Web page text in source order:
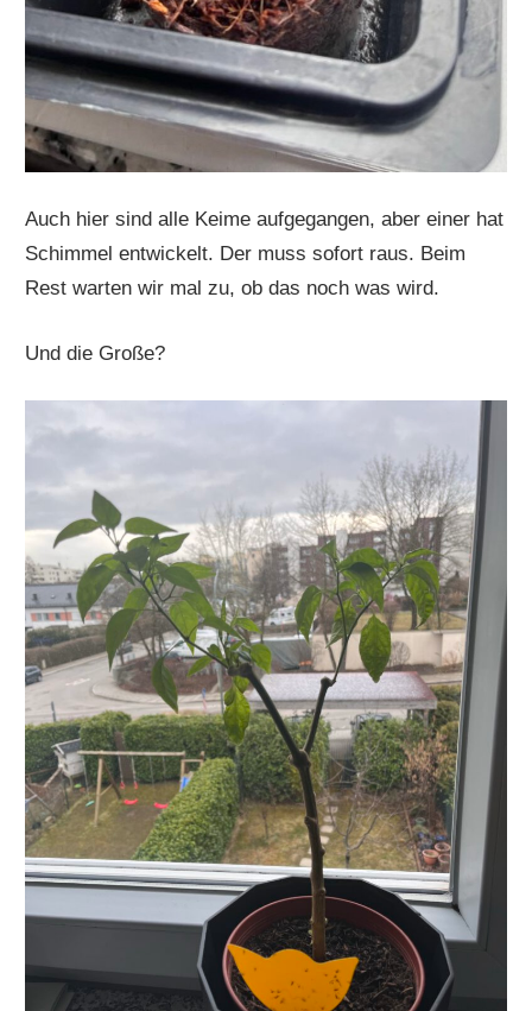
Auch hier sind alle Keime aufgegangen, aber einer hat
Schimmel entwickelt. Der muss sofort raus. Beim
Rest warten wir mal zu, ob das noch was wird.
Und die Große?